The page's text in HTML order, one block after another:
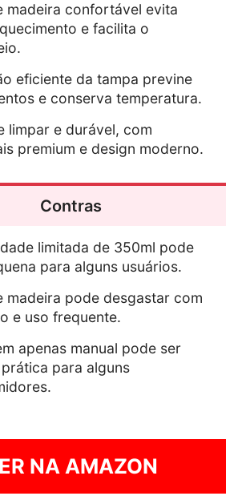
madeira confortável evita
e facilita o
eficiente da tampa previne
e conserva temperatura.
limpar e durável, com
premium e design moderno.
Contras
limitada de 350ml pode
para alguns usuários.
madeira pode desgastar com
e uso frequente.
apenas manual pode ser
para alguns
NA AMAZON